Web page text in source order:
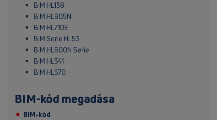
BIM HL138
BIM HL905N
BIM HL710E
BIM Serie HL53
BIM HL600N Serie
BIM HL541
BIM HL570
BIM-kód megadása
BIM-kód